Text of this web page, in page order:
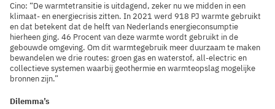
Cino: “De warmtetransitie is uitdagend, zeker nu we midden in een
klimaat- en energiecrisis zitten. In 2021 werd 918 PJ warmte gebruikt
en dat betekent dat de helft van Nederlands energieconsumptie
hierheen ging. 46 Procent van deze warmte wordt gebruikt in de
gebouwde omgeving. Om dit warmtegebruik meer duurzaam te maken
bewandelen we drie routes: groen gas en waterstof, all-electric en
collectieve systemen waarbij geothermie en warmteopslag mogelijke
bronnen zijn.”
Dilemma’s